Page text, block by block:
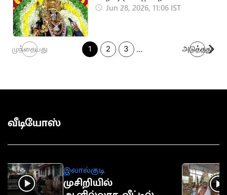
த. கீழவெளி ஸ்ரீ
திருவிழா நிறைவு
Jun 28, 2026, 11:06 IST
முந்தையது 1 2 3 ... அடுத்தது
வீடியோஸ்
இலால்குடி
முசிறியில்